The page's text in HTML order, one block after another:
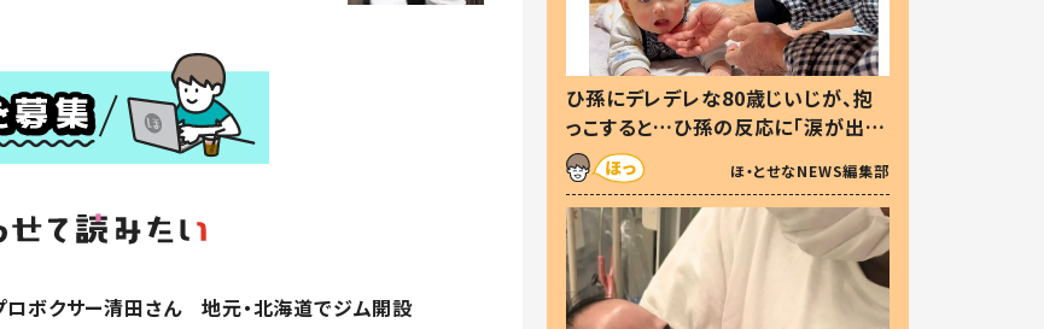
ボクサー清田さん 地元・北海道でジム開設
ひ孫にデレデレな80歳じいじが、抱
っこすると…ひ孫の反応に「涙が出ま
した」「可愛くて仕方ない」
ほ・とせなNEWS編集部